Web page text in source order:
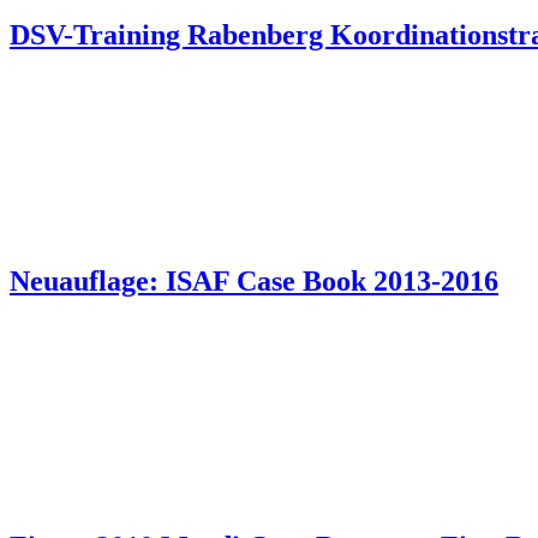
DSV-Training Rabenberg
Neuauflage: ISAF Case Book 2013-2016